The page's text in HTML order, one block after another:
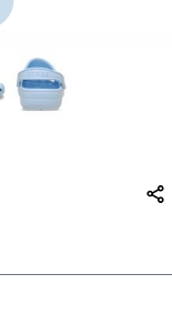
larger image
View larger